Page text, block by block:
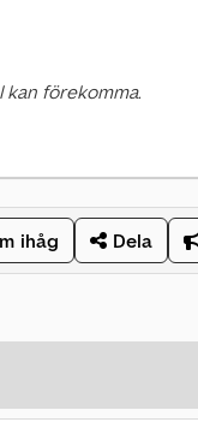
förekomma.
ihåg Dela